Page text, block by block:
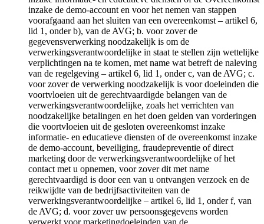
inzake de demo-account en voor het nemen van stappen
voorafgaand aan het sluiten van een overeenkomst – artikel 6,
lid 1, onder b), van de AVG; b. voor zover de
gegevensverwerking noodzakelijk is om de
verwerkingsverantwoordelijke in staat te stellen zijn wettelijke
verplichtingen na te komen, met name wat betreft de naleving
van de regelgeving – artikel 6, lid 1, onder c, van de AVG; c.
voor zover de verwerking noodzakelijk is voor doeleinden die
voortvloeien uit de gerechtvaardigde belangen van de
verwerkingsverantwoordelijke, zoals het verrichten van
noodzakelijke betalingen en het doen gelden van vorderingen
die voortvloeien uit de gesloten overeenkomst inzake
informatie- en educatieve diensten of de overeenkomst inzake
de demo-account, beveiliging, fraudepreventie of direct
marketing door de verwerkingsverantwoordelijke of het
contact met u opnemen, voor zover dit met name
gerechtvaardigd is door een van u ontvangen verzoek en de
reikwijdte van de bedrijfsactiviteiten van de
verwerkingsverantwoordelijke – artikel 6, lid 1, onder f, van
de AVG; d. voor zover uw persoonsgegevens worden
verwerkt voor marketingdoeleinden van de